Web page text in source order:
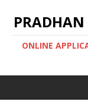
ONLINE